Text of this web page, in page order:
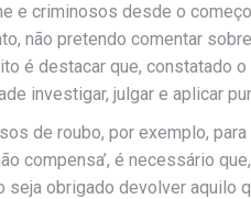
e criminosos desde o
não pretendo comentar
é destacar que, constatado o
investigar, julgar e aplicar
de roubo, por exemplo, para
compensa’, é necessário
seja obrigado devolver aquilo